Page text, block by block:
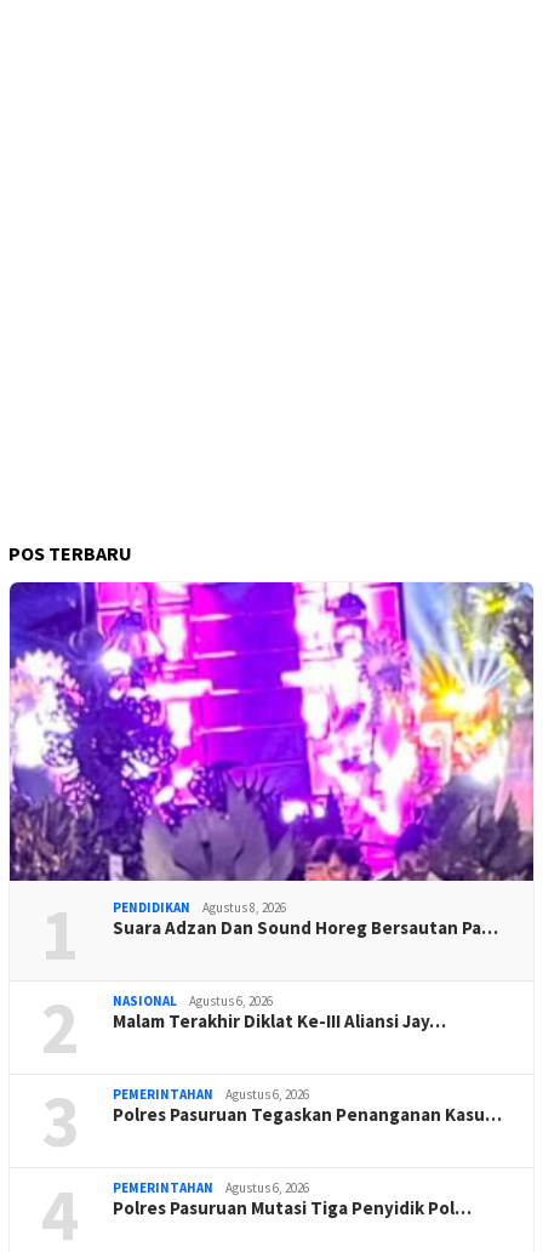
POS TERBARU
1 PENDIDIKAN Agustus 8, 2026
Suara Adzan Dan Sound Horeg Bersautan Pa…
2 NASIONAL Agustus 6, 2026
Malam Terakhir Diklat Ke-III Aliansi Jay…
3 PEMERINTAHAN Agustus 6, 2026
Polres Pasuruan Tegaskan Penanganan Kasu…
4 PEMERINTAHAN Agustus 6, 2026
Polres Pasuruan Mutasi Tiga Penyidik Pol…